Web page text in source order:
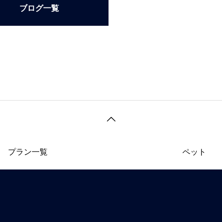
ブログ一覧
プラン一覧 ペット